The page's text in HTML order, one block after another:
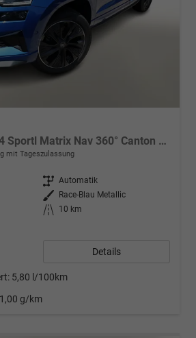
Sportline DSG 4x4 Sportl Matrix Nav 360° Canton ACC
mit Tageszulassung
Getriebe Automatik
Außenfarbe
Race-Blau Metallic
Kilometerstand
10 km
Details
5,80 l/100km
g/km